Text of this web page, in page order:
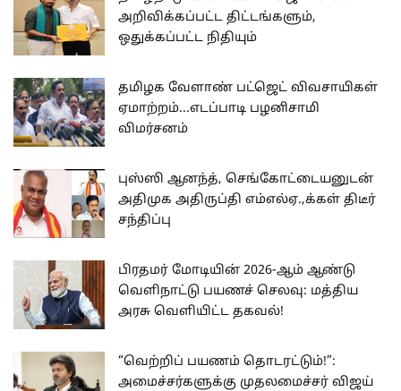
அறிவிக்கப்பட்ட திட்டங்களும்,
ஒதுக்கப்பட்ட நிதியும்
தமிழக வேளாண் பட்ஜெட் விவசாயிகள்
ஏமாற்றம்...எடப்பாடி பழனிசாமி
விமர்சனம்
புஸ்ஸி ஆனந்த், செங்கோட்டையனுடன்
அதிமுக அதிருப்தி எம்எல்ஏ.,க்கள் திடீர்
சந்திப்பு
பிரதமர் மோடியின் 2026-ஆம் ஆண்டு
வெளிநாட்டு பயணச் செலவு: மத்திய
அரசு வெளியிட்ட தகவல்!
“வெற்றிப் பயணம் தொடரட்டும்!”:
அமைச்சர்களுக்கு முதலமைச்சர் விஜய்